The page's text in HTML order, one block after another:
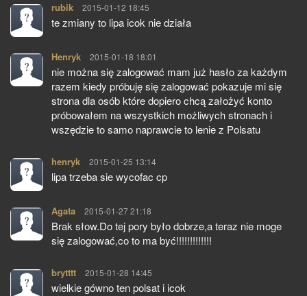
rubik pisze:
2015-01-12 18:45
te zmiany to lipa icok nie działa
Henryk pisze:
2015-01-18 18:01
nie można się zalogować mam już hasło za każdym
razem kiedy próbuję się zalogować pokazuje mi się
strona dla osób które dopiero chcą założyć konto
próbowałem na wszystkich możliwych stronach i
wszędzie to samo naprawcie to lenie z Polsatu
henryk pisze:
2015-01-25 13:14
lipa trzeba sie wycofac cp
Agata pisze:
2015-01-27 21:18
Brak słow.Do tej pory było dobrze,a teraz nie moge
się zalogować,co to ma być!!!!!!!!!!!!!
brytttt pisze:
2015-01-28 14:45
wielkie gówno ten polsat i icok